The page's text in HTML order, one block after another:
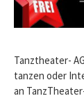
Tanztheater-
tanzen oder
an